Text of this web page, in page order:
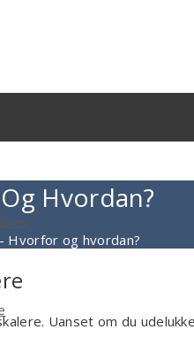
Hvordan?
Hvorfor og hvordan?
Uanset om du